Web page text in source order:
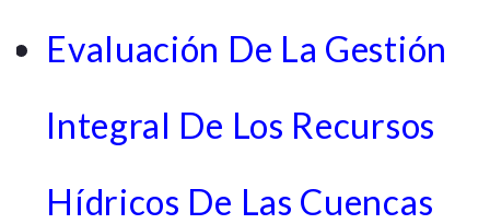
Evaluación De La Gestión
Integral De Los Recursos
Hídricos De Las Cuencas